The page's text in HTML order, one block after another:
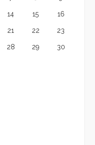
14 15 16
21 22 23
28 29 30